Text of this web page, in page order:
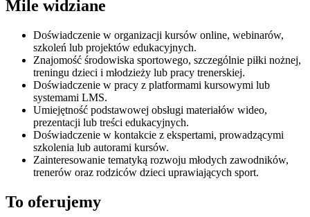
Mile widziane
Doświadczenie w organizacji kursów online, webinarów,
szkoleń lub projektów edukacyjnych.
Znajomość środowiska sportowego, szczególnie piłki nożnej,
treningu dzieci i młodzieży lub pracy trenerskiej.
Doświadczenie w pracy z platformami kursowymi lub
systemami LMS.
Umiejętność podstawowej obsługi materiałów wideo,
prezentacji lub treści edukacyjnych.
Doświadczenie w kontakcie z ekspertami, prowadzącymi
szkolenia lub autorami kursów.
Zainteresowanie tematyką rozwoju młodych zawodników,
trenerów oraz rodziców dzieci uprawiających sport.
To oferujemy